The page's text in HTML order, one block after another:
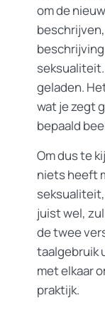
om de
geladen.
wat je zegt
bepaald
Om dus te
niets heeft
juist wel,
de twee
taalgebruik
met elkaar
praktijk.